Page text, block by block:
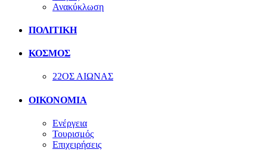
Ανακύκλωση
ΠΟΛΙΤΙΚΗ
ΚΟΣΜΟΣ
22ΟΣ ΑΙΩΝΑΣ
ΟΙΚΟΝΟΜΙΑ
Ενέργεια
Τουρισμός
Επιχειρήσεις